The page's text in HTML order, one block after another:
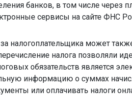
банков, в том числе
сервисы на сайте ФНС
за налогоплательщика может
налога позволяли
обязательств является
информацию о суммах
или оплачивать налоги